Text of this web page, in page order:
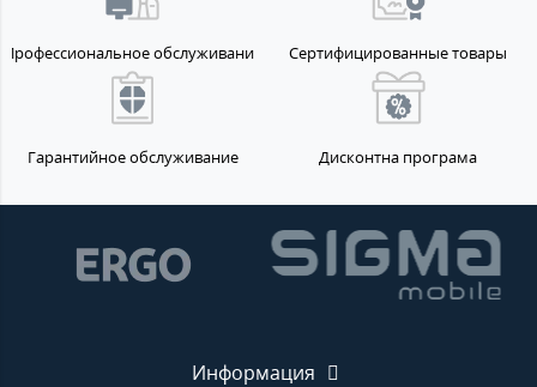
Профессиональное обслуживание Сертифицированные товары
Гарантийное обслуживание Дисконтна програма
Информация